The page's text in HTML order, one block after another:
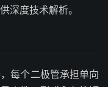
深度技术解析。
每个二极管承担单向